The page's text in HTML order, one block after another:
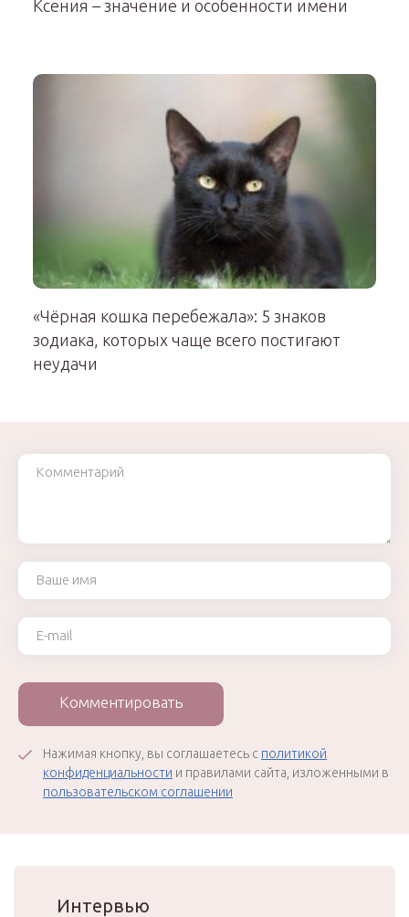
Ксения – значение и особенности имени
«Чёрная кошка перебежала»: 5 знаков
зодиака, которых чаще всего постигают
неудачи
Комментарий
Ваше имя
Ваш e-mail
Комментировать
Нажимая кнопку, вы соглашаетесь с политикой
конфиденциальности и правилами сайта, изложенными в
пользовательском соглашении
Интервью